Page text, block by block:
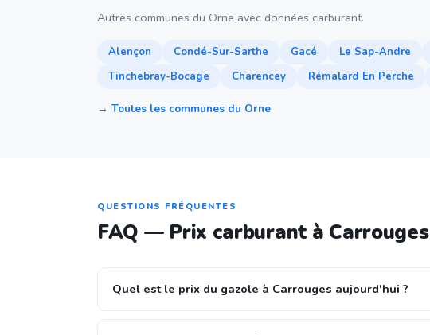
Autres communes du Orne avec données carburant.
Alençon Condé-Sur-Sarthe Gacé Le Sap-Andre
Tinchebray-Bocage
Charencey Rémalard En Perche
→ Toutes les communes du Orne
QUESTIONS FRÉQUENTES
FAQ — Prix carburant à Carrouges
Quel est le prix du gazole à Carrouges aujourd'hui ?